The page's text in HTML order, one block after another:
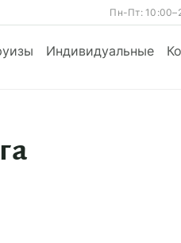
Пн-Пт:
Индивидуальные